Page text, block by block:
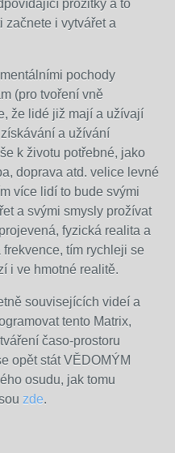
prožitky a to
začnete i vytvářet a
pochody
(pro tvoření vně
že lidé již mají a užívají
a užívání
k životu potřebné, jako
doprava atd. velice levné
více lidí to bude svými
a svými smysly prožívat
fyzická realita a
tím rychleji se
i ve hmotné realitě.
souvisejících videí a
tento Matrix,
časo-prostoru
opět stát VĚDOMÝM
osudu, jak tomu
zde.